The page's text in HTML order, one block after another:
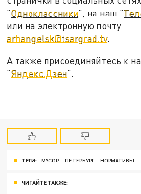
"Одноклассники", на наш "
или на электронную почту
arhangelsk@tsargrad.tv.
А также присоединяйтесь к
"Яндекс.Дзен".
ТЕГИ: МУСОР ПЕТЕРБУРГ НОРМАТИВЫ
ЧИТАЙТЕ ТАКЖЕ: